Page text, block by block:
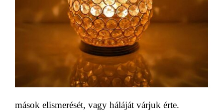
mások elismerését, vagy háláját várjuk érte.